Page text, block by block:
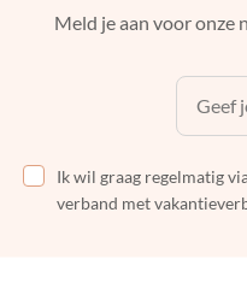
Meld je aan voor onze
Ik wil graag regelmatig
verband met